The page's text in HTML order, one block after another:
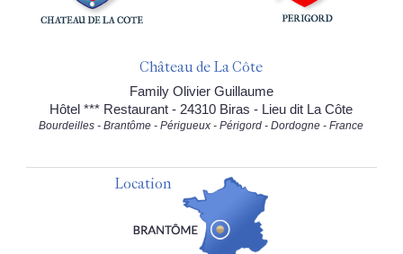
Château de La Côte
Family Olivier Guillaume
Hôtel *** Restaurant - 24310 Biras - Lieu dit La Côte
Bourdeilles - Brantôme - Périgueux - Périgord - Dordogne - France
Location